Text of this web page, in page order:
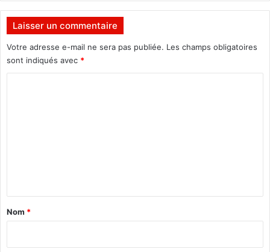
e
!
r
d
:
P
e
m
a
c
Laisser un commentaire
Votre adresse e-mail ne sera pas publiée. Les champs obligatoires
sont indiqués avec *
a
Nom *